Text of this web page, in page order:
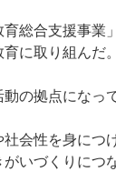
総合支援事業
に取り組んだ。
の拠点になっ
会性を身につ
いづくりにつ